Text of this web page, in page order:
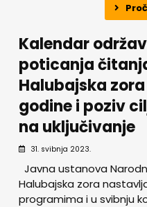
Kalendar
poticanja
Halubajska
godine i poziv
na uključivanje
31. svibnja 2023.
Javna ustanova
Halubajska zora
programima i u svibnju